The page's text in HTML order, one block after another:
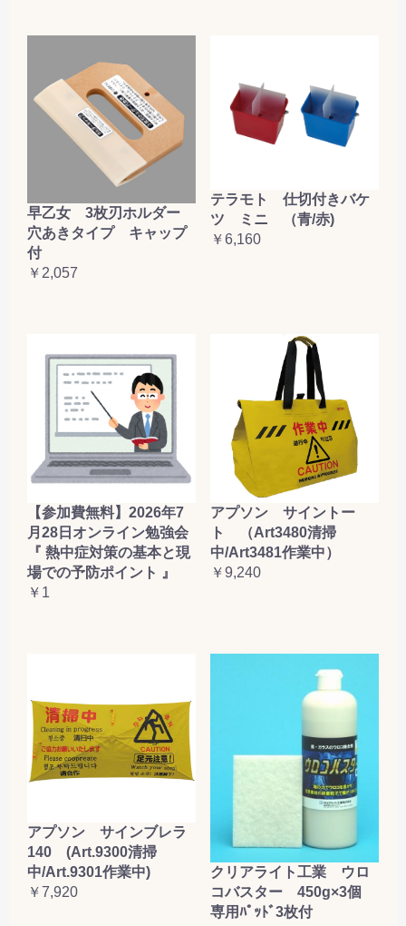
早乙女 3枚刃ホルダー
穴あきタイプ キャップ
付
￥2,057
テラモト 仕切付きバケ
ツ ミニ （青/赤)
￥6,160
【参加費無料】2026年7
月28日オンライン勉強会
『 熱中症対策の基本と現
場での予防ポイント 』
￥1
アプソン サイントー
ト （Art3480清掃
中/Art3481作業中）
￥9,240
アプソン サインブレラ
140 (Art.9300清掃
中/Art.9301作業中)
￥7,920
クリアライト工業 ウロ
コバスター 450g×3個
専用ﾊﾟｯﾄﾞ3枚付